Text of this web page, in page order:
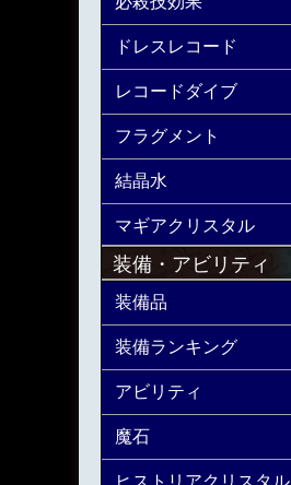
ドレスレコード
レコードダイブ
フラグメント
結晶水
マギアクリスタル
装備・アビリティ
装備品
装備ランキング
アビリティ
魔石
ヒストリアクリスタル